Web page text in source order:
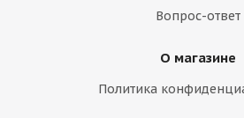
Вопрос-ответ
О магазине
Политика